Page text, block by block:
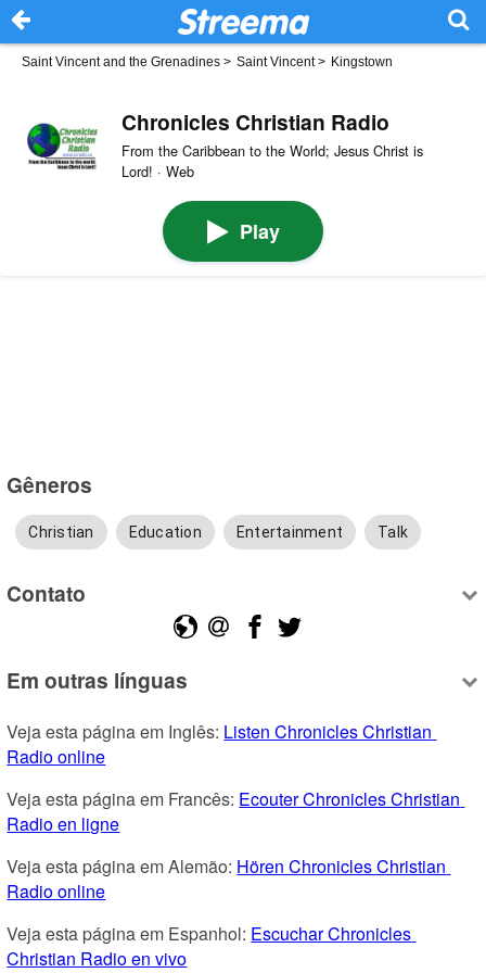
Saint Vincent and the Grenadines > Saint Vincent> Kingstown
Chronicles Christian Radio
From the Caribbean to the World; Jesus Christ is
Lord! · Web
Play
Gêneros
Christian Education Entertainment Talk
Contato
Em outras línguas
Veja esta página em Inglês: Listen Chronicles Christian
Radio online
Veja esta página em Francês: Ecouter Chronicles Christian
Radio en ligne
Veja esta página em Alemão: Hören Chronicles Christian
Radio online
Veja esta página em Espanhol: Escuchar Chronicles
Christian Radio en vivo